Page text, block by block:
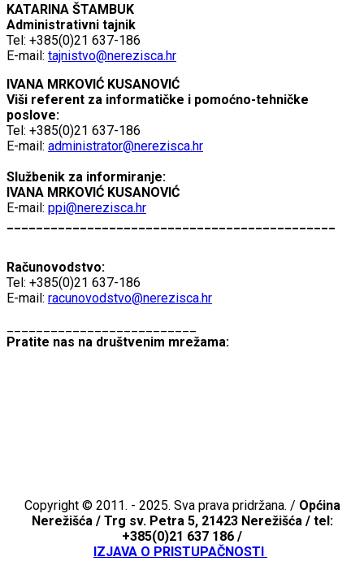
KATARINA ŠTAMBUK
Administrativni tajnik
Tel: +385(0)21 637-186
E-mail: tajnistvo@nerezisca.hr
IVANA MRKOVIĆ KUSANOVIĆ
Viši referent za informatičke i pomoćno-tehničke
poslove:
Tel: +385(0)21 637-186
E-mail: administrator@nerezisca.hr
Službenik za informiranje:
IVANA MRKOVIĆ KUSANOVIĆ
E-mail: ppi@nerezisca.hr
Računovodstvo:
Tel: +385(0)21 637-186
E-mail: racunovodstvo@nerezisca.hr
Pratite nas na društvenim mrežama:
Copyright © 2011. - 2025. Sva prava pridržana. / Općina
Nerežišća /Trg sv. Petra 5, 21423 Nerežišća / tel:
+385(0)21 637 186 /
IZJAVA O PRISTUPAČNOSTI